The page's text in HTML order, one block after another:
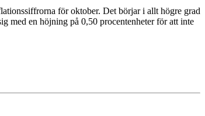
för oktober. Det börjar i allt högre grad
med en höjning på 0,50 procentenheter för att inte